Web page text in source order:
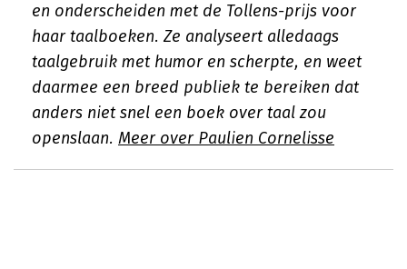
en onderscheiden met de Tollens-prijs voor
haar taalboeken. Ze analyseert alledaags
taalgebruik met humor en scherpte, en weet
daarmee een breed publiek te bereiken dat
anders niet snel een boek over taal zou
openslaan. Meer over Paulien Cornelisse